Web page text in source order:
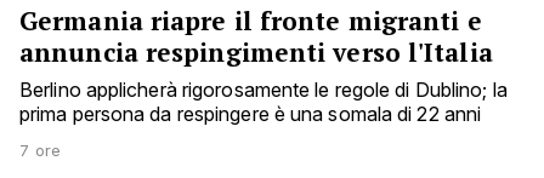
Germania riapre il fronte migranti e
annuncia respingimenti verso l'Italia
Berlino applicherà rigorosamente le regole di Dublino; la
prima persona da respingere è una somala di 22 anni
7 ore